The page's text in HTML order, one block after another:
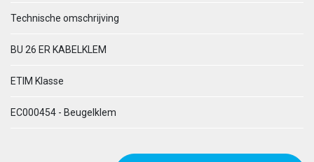
Technische omschrijving
BU 26 ER KABELKLEM
ETIM Klasse
EC000454 - Beugelklem